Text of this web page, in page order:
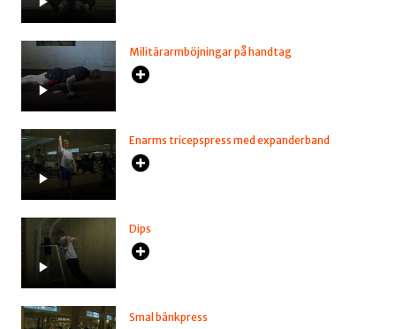
Militärarmböjningar på handtag
Enarms tricepspress med expanderband
Dips
Smal bänkpress